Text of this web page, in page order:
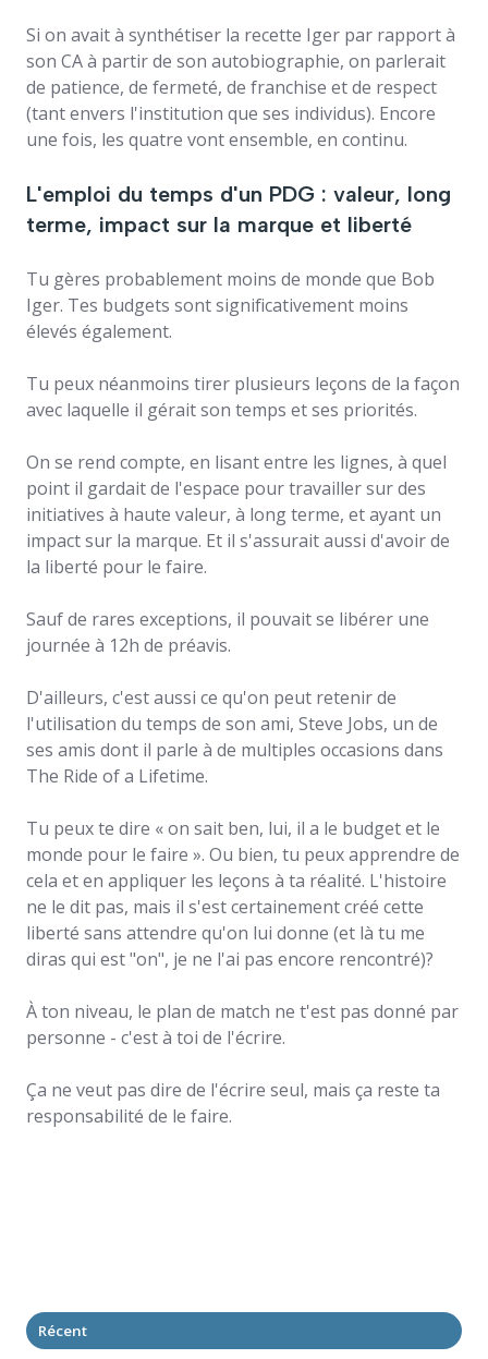
Si on avait à synthétiser la recette Iger par rapport à
son CA à partir de son autobiographie, on parlerait
de patience, de fermeté, de franchise et de respect
(tant envers l'institution que ses individus). Encore
une fois, les quatre vont ensemble, en continu.
L'emploi du temps d'un PDG : valeur, long
terme, impact sur la marque et liberté
Tu gères probablement moins de monde que Bob
Iger. Tes budgets sont significativement moins
élevés également.
Tu peux néanmoins tirer plusieurs leçons de la façon
avec laquelle il gérait son temps et ses priorités.
On se rend compte, en lisant entre les lignes, à quel
point il gardait de l'espace pour travailler sur des
initiatives à haute valeur, à long terme, et ayant un
impact sur la marque. Et il s'assurait aussi d'avoir de
la liberté pour le faire.
Sauf de rares exceptions, il pouvait se libérer une
journée à 12h de préavis.
D'ailleurs, c'est aussi ce qu'on peut retenir de
l'utilisation du temps de son ami, Steve Jobs, un de
ses amis dont il parle à de multiples occasions dans
The Ride of a Lifetime.
Tu peux te dire « on sait ben, lui, il a le budget et le
monde pour le faire ». Ou bien, tu peux apprendre de
cela et en appliquer les leçons à ta réalité. L'histoire
ne le dit pas, mais il s'est certainement créé cette
liberté sans attendre qu'on lui donne (et là tu me
diras qui est "on", je ne l'ai pas encore rencontré)?
À ton niveau, le plan de match ne t'est pas donné par
personne - c'est à toi de l'écrire.
Ça ne veut pas dire de l'écrire seul, mais ça reste ta
responsabilité de le faire.
Récent